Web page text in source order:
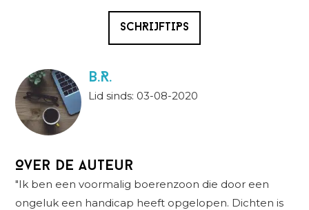
SCHRIJFTIPS
B.R.
Lid sinds: 03-08-2020
Over de auteur
"Ik ben een voormalig boerenzoon die door een
ongeluk een handicap heeft opgelopen. Dichten is